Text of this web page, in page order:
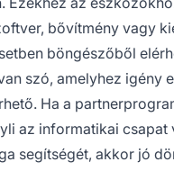
bővítmény vagy
böngészőből
szó, amelyhez igény
Ha a
az informatikai csapat
segítségét, akkor jó